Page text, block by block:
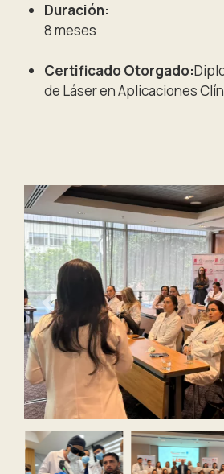
Duración:
8 meses
Certificado Otorgado:
de Láser en Aplicaciones
Previous